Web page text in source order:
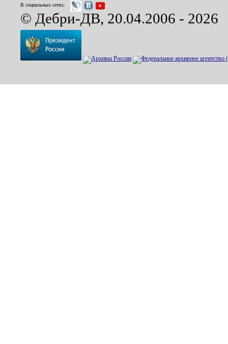
В социальных сетях:
© Дебри-ДВ, 20.04.2006 - 2026